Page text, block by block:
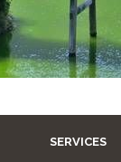
SERVICES